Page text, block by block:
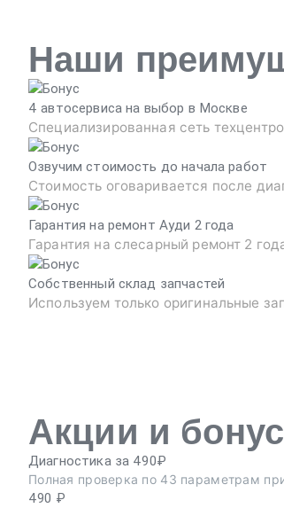
Наши
4 автосервиса на выбор в Москве
Специализированная сеть
Озвучим стоимость до начала работ
Стоимость оговаривается после
Гарантия на ремонт Ауди 2 года
Гарантия на слесарный ремонт 2
Собственный склад запчастей
Используем только оригинальные
Акции и
Диагностика за 490₽
Полная проверка по 43 параметрам
490 ₽